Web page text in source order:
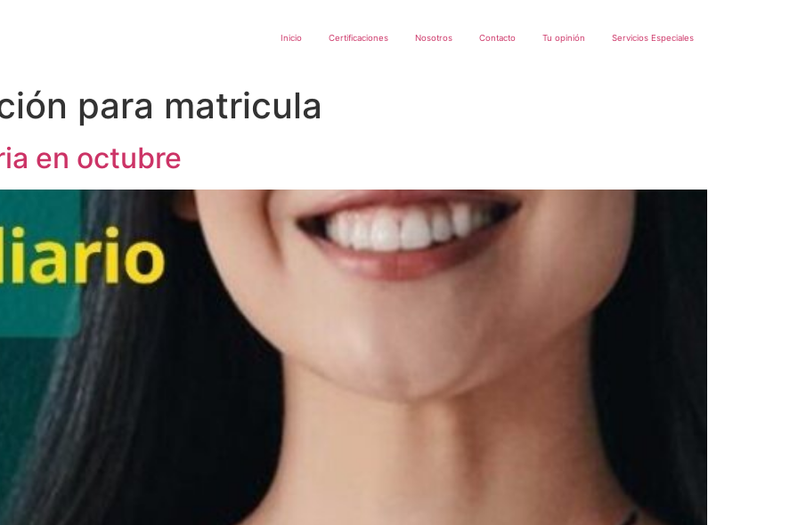
Inicio Certificaciones Nosotros Contacto Tu opinión Servicios Especiales
para matricula
en octubre